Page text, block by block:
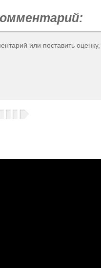
или поставить